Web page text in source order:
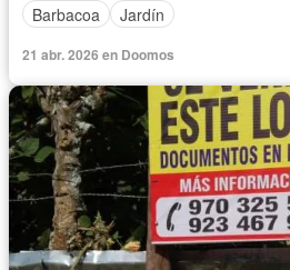
Barbacoa
Jardín
21 abr. 2026 en Doomos